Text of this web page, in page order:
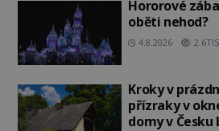
Hororové
oběti nehod?
4.8.2026 2.6TIS
Kroky v
přízraky v
domy v